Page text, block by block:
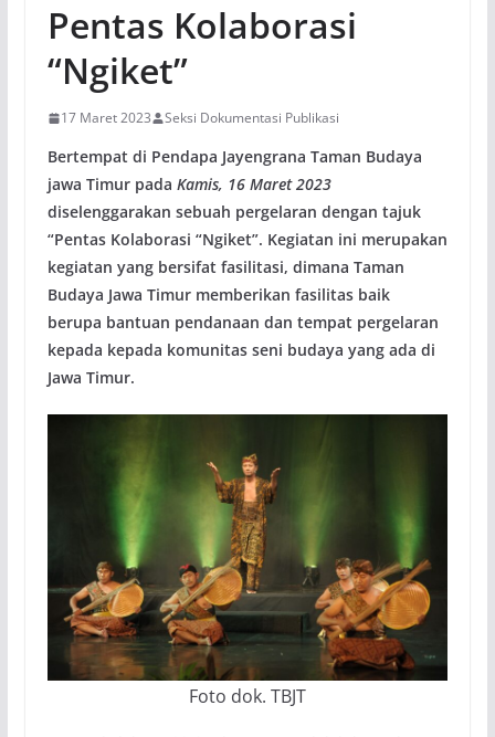
Pentas Kolaborasi
“Ngiket”
17 Maret 2023 Seksi Dokumentasi Publikasi
Bertempat di Pendapa Jayengrana Taman Budaya
jawa Timur pada Kamis, 16 Maret 2023
diselenggarakan sebuah pergelaran dengan tajuk
“Pentas Kolaborasi “Ngiket”. Kegiatan ini merupakan
kegiatan yang bersifat fasilitasi, dimana Taman
Budaya Jawa Timur memberikan fasilitas baik
berupa bantuan pendanaan dan tempat pergelaran
kepada kepada komunitas seni budaya yang ada di
Jawa Timur.
Foto dok. TBJT